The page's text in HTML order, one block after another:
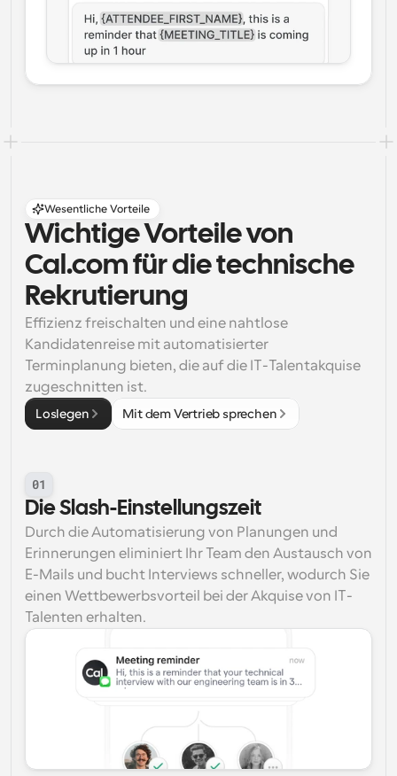
Wesentliche Vorteile
Wichtige Vorteile von
Cal.com für die technische
Rekrutierung
Effizienz freischalten und eine nahtlose
Kandidatenreise mit automatisierter
Terminplanung bieten, die auf die IT-Talentakquise
zugeschnitten ist.
Loslegen Mit dem Vertrieb sprechen
01
Die Slash-Einstellungszeit
Durch die Automatisierung von Planungen und
Erinnerungen eliminiert Ihr Team den Austausch von
E-Mails und bucht Interviews schneller, wodurch Sie
einen Wettbewerbsvorteil bei der Akquise von IT-
Talenten erhalten.